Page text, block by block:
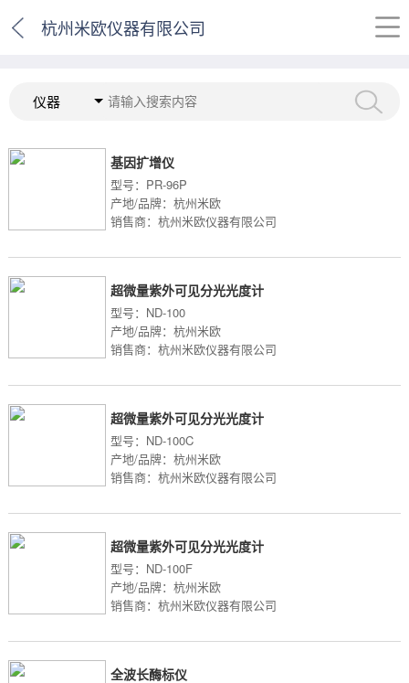
杭州米欧仪器有限公司
仪器
基因扩增仪
型号：PR-96P
产地/品牌：杭州米欧
销售商：杭州米欧仪器有限公司
超微量紫外可见分光光度计
型号：ND-100
产地/品牌：杭州米欧
销售商：杭州米欧仪器有限公司
超微量紫外可见分光光度计
型号：ND-100C
产地/品牌：杭州米欧
销售商：杭州米欧仪器有限公司
超微量紫外可见分光光度计
型号：ND-100F
产地/品牌：杭州米欧
销售商：杭州米欧仪器有限公司
全波长酶标仪